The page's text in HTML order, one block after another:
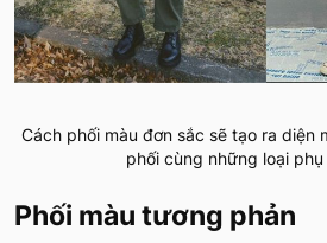
Cách phối màu đơn sắc sẽ tạo ra diện
phối cùng những loại
Phối màu tương phản